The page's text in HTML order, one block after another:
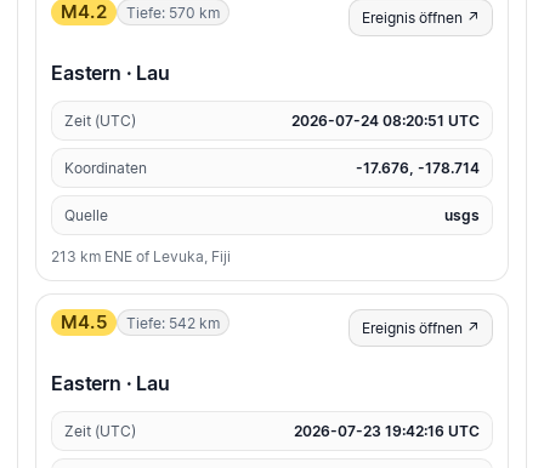
M4.2 Tiefe: 570 km Ereignis öffnen ↗
Eastern · Lau
Zeit (UTC) 2026-07-24 08:20:51 UTC
Koordinaten -17.676, -178.714
Quelle usgs
213 km ENE of Levuka, Fiji
M4.5 Tiefe: 542 km Ereignis öffnen ↗
Eastern · Lau
Zeit (UTC) 2026-07-23 19:42:16 UTC